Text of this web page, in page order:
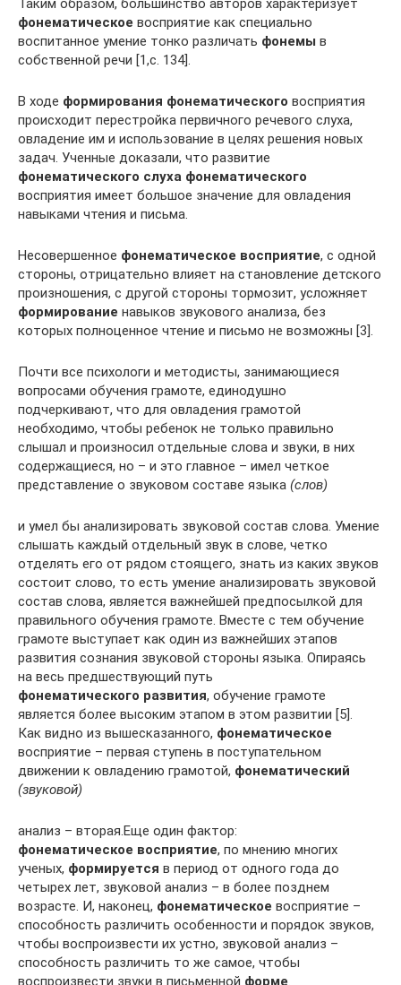
Таким образом, большинство авторов характеризует
фонематическое восприятие как специально
воспитанное умение тонко различать фонемы в
собственной речи [1,с. 134].
В ходе формирования фонематического восприятия
происходит перестройка первичного речевого слуха,
овладение им и использование в целях решения новых
задач. Ученные доказали, что развитие
фонематического слуха фонематического
восприятия имеет большое значение для овладения
навыками чтения и письма.
Несовершенное фонематическое восприятие, с одной
стороны, отрицательно влияет на становление детского
произношения, с другой стороны тормозит, усложняет
формирование навыков звукового анализа, без
которых полноценное чтение и письмо не возможны [3].
Почти все психологи и методисты, занимающиеся
вопросами обучения грамоте, единодушно
подчеркивают, что для овладения грамотой
необходимо, чтобы ребенок не только правильно
слышал и произносил отдельные слова и звуки, в них
содержащиеся, но – и это главное – имел четкое
представление о звуковом составе языка (слов)
и умел бы анализировать звуковой состав слова. Умение
слышать каждый отдельный звук в слове, четко
отделять его от рядом стоящего, знать из каких звуков
состоит слово, то есть умение анализировать звуковой
состав слова, является важнейшей предпосылкой для
правильного обучения грамоте. Вместе с тем обучение
грамоте выступает как один из важнейших этапов
развития сознания звуковой стороны языка. Опираясь
на весь предшествующий путь
фонематического развития, обучение грамоте
является более высоким этапом в этом развитии [5].
Как видно из вышесказанного, фонематическое
восприятие – первая ступень в поступательном
движении к овладению грамотой, фонематический
(звуковой)
анализ – вторая.Еще один фактор:
фонематическое восприятие, по мнению многих
ученых, формируется в период от одного года до
четырех лет, звуковой анализ – в более позднем
возрасте. И, наконец, фонематическое восприятие –
способность различить особенности и порядок звуков,
чтобы воспроизвести их устно, звуковой анализ –
способность различить то же самое, чтобы
воспроизвести звуки в письменной форме.